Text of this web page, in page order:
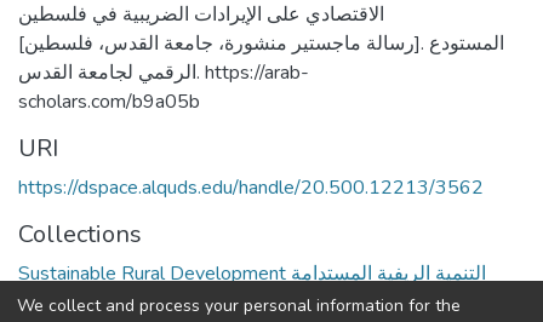
الاقتصادي على الإيرادات الضريبية في فلسطين
[رسالة ماجستير منشورة، جامعة القدس، فلسطين]. المستودع
الرقمي لجامعة القدس. https://arab-
scholars.com/b9a05b
URI
https://dspace.alquds.edu/handle/20.500.12213/3562
Collections
Sustainable Rural Development التنمية الريفية المستدامة
We collect and process your personal information for the